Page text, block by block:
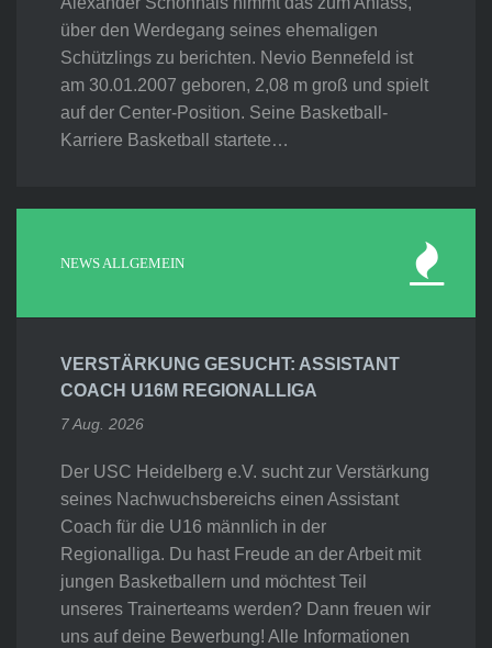
über den Werdegang seines ehemaligen
Schützlings zu berichten. Nevio Bennefeld ist
am 30.01.2007 geboren, 2,08 m groß und spielt
auf der Center-Position. Seine Basketball-
Karriere Basketball startete…
NEWS ALLGEMEIN
VERSTÄRKUNG GESUCHT: ASSISTANT
COACH U16M REGIONALLIGA
7 Aug. 2026
Der USC Heidelberg e.V. sucht zur Verstärkung
seines Nachwuchsbereichs einen Assistant
Coach für die U16 männlich in der
Regionalliga. Du hast Freude an der Arbeit mit
jungen Basketballern und möchtest Teil
unseres Trainerteams werden? Dann freuen wir
uns auf deine Bewerbung! Alle Informationen